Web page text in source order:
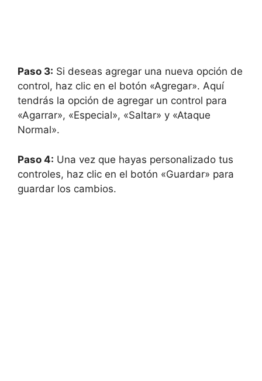
Paso 3: Si deseas agregar una nueva opción de
control, haz clic en el botón «Agregar». Aquí
tendrás la opción de agregar un control para
«Agarrar», «Especial», «Saltar» y «Ataque
Normal».
Paso 4: Una vez que hayas personalizado tus
controles, haz clic en el botón «Guardar» para
guardar los cambios.